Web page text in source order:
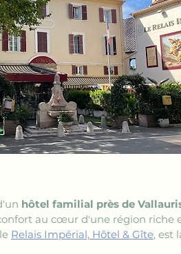
hôtel familial près de
au cœur d'une région
Relais Impérial, Hôtel & Gîte, est